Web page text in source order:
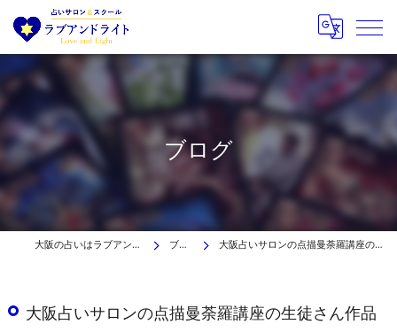
ブログ
大阪の占いはラブアンドライト ブログ 大阪占いサロンの点描曼荼羅講座の生徒さん作品
大阪占いサロンの点描曼荼羅講座の生徒さん作品